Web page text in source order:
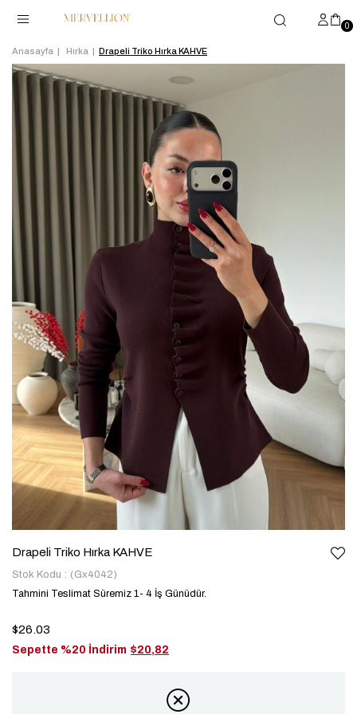
0
Anasayfa Hırka Drapeli Triko Hırka KAHVE
Drapeli Triko Hırka KAHVE
Stok Kodu
(Gx4042)
Tahmini Teslimat Süremiz 1- 4 İş Günüdür.
$26.03
Sepette %20 İndirim $20,82